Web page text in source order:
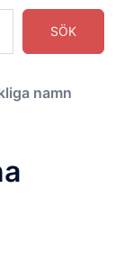
SÖK
namn